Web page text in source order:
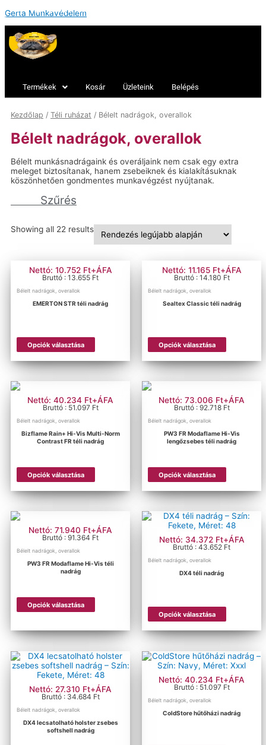
Skip
content
Gerta Munkavédelem
search
Termékek Kosár Üzleteink Belépés
Kezdőlap / Téli ruházat / Bélelt nadrágok, overallok
Bélelt nadrágok, overallok
Bélelt munkásnadrágaink és overáljaink nem csak egy extra
meleget biztosítanak, hanem zsebeiknek és kialakításuknak
köszönhetően gondmentes munkavégzést nyújtanak.
Szűrés
Szűrés
Méret szerinti szűrés
Showing all 22 resultsSorted
by
latest
Nettó: 10.752 Ft+ÁFA
Bruttó : 13.655 Ft
Bélelt nadrágok, overallok
EMERTON STR téli nadrág
Opciók választása
Ennek
a
terméknek
több
A
változatok
választhatók
ki
Nettó: 11.165 Ft+ÁFA
Bruttó : 14.180 Ft
Bélelt nadrágok, overallok
Sealtex Classic téli nadrág
Opciók választása
Ennek
a
terméknek
több
A
változatok
ki
Nettó: 40.234 Ft+ÁFA
Bruttó : 51.097 Ft
Bélelt nadrágok, overallok
Bizflame Rain+ Hi-Vis Multi-Norm
Contrast FR téli nadrág
Opciók választása
Ennek
a
terméknek
több
A
változatok
termékoldalon
választhatók
Nettó: 73.006 Ft+ÁFA
Bruttó : 92.718 Ft
Bélelt nadrágok, overallok
PW3 FR Modaflame Hi-Vis
lengőzsebes téli nadrág
Opciók választása
Ennek
a
terméknek
több
van.
A
változatok
a
Nettó: 71.940 Ft+ÁFA
Bruttó : 91.364 Ft
Bélelt nadrágok, overallok
PW3 FR Modaflame Hi-Vis téli
nadrág
Opciók választása
Ennek
a
több
variációja
A
változatok
a
termékoldalon
választhatók
Nettó: 34.372 Ft+ÁFA
Bruttó : 43.652 Ft
Bélelt nadrágok, overallok
DX4 téli nadrág
Opciók választása
Ennek
a
terméknek
több
van.
A
változatok
a
ki
Nettó: 27.310 Ft+ÁFA
Bruttó : 34.684 Ft
Bélelt nadrágok, overallok
DX4 lecsatolható holster zsebes
softshell nadrág
Nettó: 40.234 Ft+ÁFA
Bruttó : 51.097 Ft
Bélelt nadrágok, overallok
ColdStore hűtőházi nadrág